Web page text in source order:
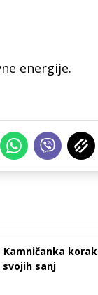
energije.
Kamničanka korak
svojih sanj